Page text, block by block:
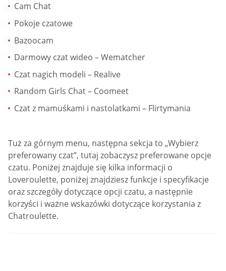
Cam Chat
Pokoje czatowe
Bazoocam
Darmowy czat wideo – Wematcher
Czat nagich modeli – Realive
Random Girls Chat – Coomeet
Czat z mamuśkami i nastolatkami – Flirtymania
Tuż za górnym menu, następna sekcja to „Wybierz
preferowany czat”, tutaj zobaczysz preferowane opcje
czatu. Poniżej znajduje się kilka informacji o
Loveroulette, poniżej znajdziesz funkcje i specyfikacje
oraz szczegóły dotyczące opcji czatu, a następnie
korzyści i ważne wskazówki dotyczące korzystania z
Chatroulette.